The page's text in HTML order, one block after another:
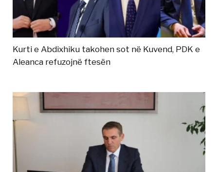
Kurti e Abdixhiku takohen sot në Kuvend, PDK e
Aleanca refuzojnë ftesën